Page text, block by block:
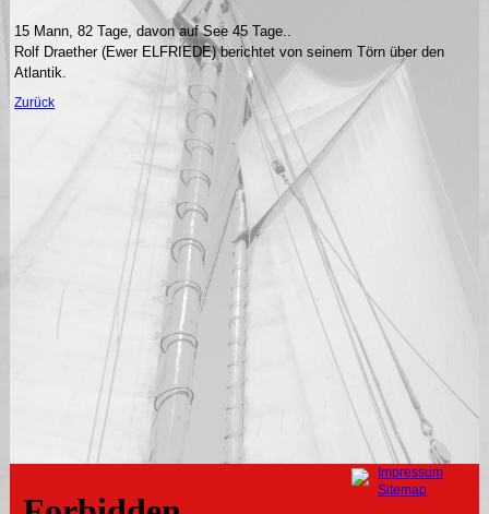
15 Mann, 82 Tage, davon auf See 45 Tage..
Rolf Draether (Ewer ELFRIEDE) berichtet von seinem Törn über den
Atlantik.
Zurück
Navigation
überspringen
Impressum
Sitemap